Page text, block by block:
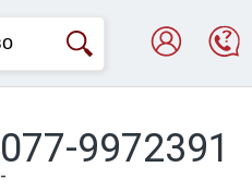
077-9972391
-